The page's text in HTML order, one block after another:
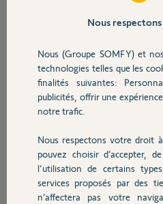
Sécurité
Domotique
Chauffage
Autres produits
vert ne s'allume plus (le voyant
Le portail ne fonctionne plus .
remplacement ?
Dans ce cas, les raccordements
Merci de votre réponse .
Georges G.
Participer au
Nous
Nous (Groupe SOMFY) et
technologies telles que les
finalités suivantes:
publicités, offrir une
notre trafic.
Nous respectons votre droit
pouvez choisir d’accepter,
l'utilisation de certains
services proposés par des
n’affectera pas votre